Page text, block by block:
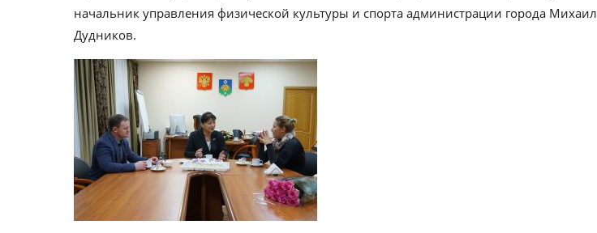
начальник управления физической культуры и спорта администрации города Михаил
Дудников.